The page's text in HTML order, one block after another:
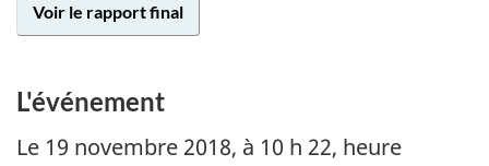
Voir le rapport final
L'événement
Le 19 novembre 2018, à 10 h 22, heure